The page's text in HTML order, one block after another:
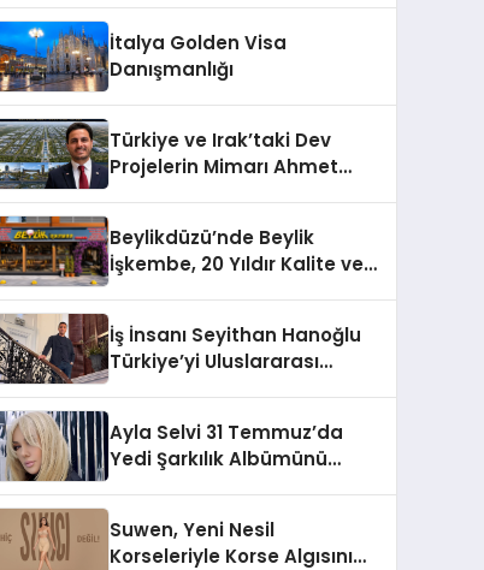
İtalya Golden Visa
Danışmanlığı
Türkiye ve Irak’taki Dev
Projelerin Mimarı Ahmet
Holding Industrial City”
Projesini Hayata Geçirecek
Beylikdüzü’nde Beylik
İşkembe, 20 Yıldır Kalite ve
İş İnsanı Seyithan Hanoğlu
Türkiye’yi Uluslararası
Ayla Selvi 31 Temmuz’da
Yedi Şarkılık Albümünü
Suwen, Yeni Nesil
Korseleriyle Korse Algısını